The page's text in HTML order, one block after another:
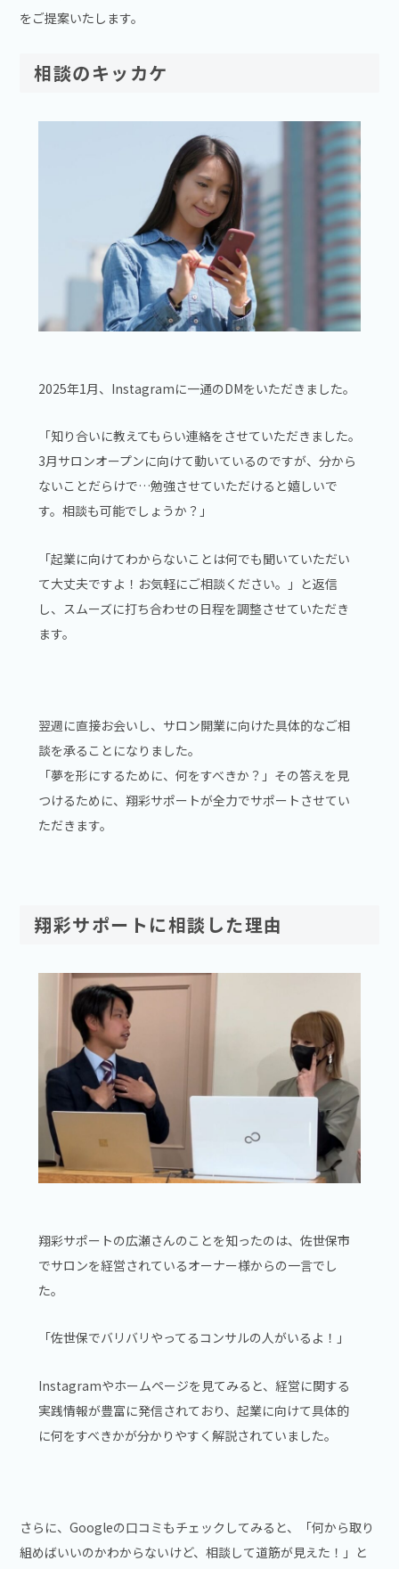
をご提案いたします。
相談のキッカケ
2025年1月、Instagramに一通のDMをいただきました。
「知り合いに教えてもらい連絡をさせていただきました。
3月サロンオープンに向けて動いているのですが、分から
ないことだらけで…勉強させていただけると嬉しいで
す。相談も可能でしょうか？」
「起業に向けてわからないことは何でも聞いていただい
て大丈夫ですよ！お気軽にご相談ください。」と返信
し、スムーズに打ち合わせの日程を調整させていただき
ます。
翌週に直接お会いし、サロン開業に向けた具体的なご相
談を承ることになりました。
「夢を形にするために、何をすべきか？」その答えを見
つけるために、翔彩サポートが全力でサポートさせてい
ただきます。
翔彩サポートに相談した理由
翔彩サポートの広瀬さんのことを知ったのは、佐世保市
でサロンを経営されているオーナー様からの一言でし
た。
「佐世保でバリバリやってるコンサルの人がいるよ！」
Instagramやホームページを見てみると、経営に関する
実践情報が豊富に発信されており、起業に向けて具体的
に何をすべきかが分かりやすく解説されていました。
さらに、Googleの口コミもチェックしてみると、「何から取り
組めばいいのかわからないけど、相談して道筋が見えた！」と